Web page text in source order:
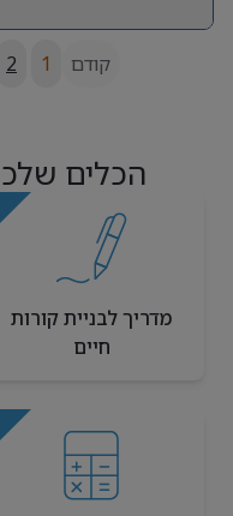
קודם 1
2
הכלים
מדריך לבניית קורות
חיים